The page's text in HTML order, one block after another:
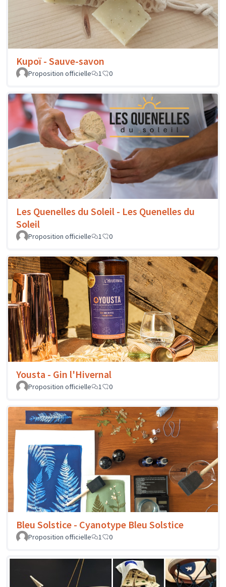
Kupoï - Sauve-savon
Proposition officielle 1 0
Les Quenelles du Soleil - Les Quenelles du
Soleil
Proposition officielle 1 0
Yousta - Gin l'Hivernal
Proposition officielle 1 0
Bleu Solstice - Cyanotype Bleu Solstice
Proposition officielle 1 0